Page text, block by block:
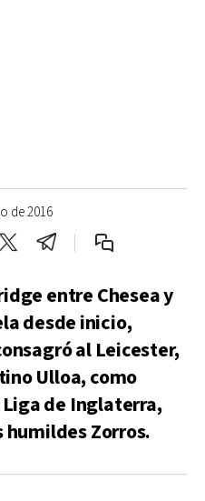
de 2016
entre Chesea y
desde inicio,
al Leicester,
Ulloa, como
de Inglaterra,
humildes Zorros.